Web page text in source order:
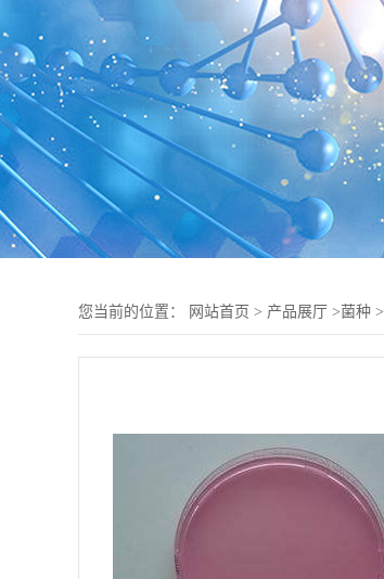
您当前的位置： 网站首页 > 产品展厅 >菌种 >